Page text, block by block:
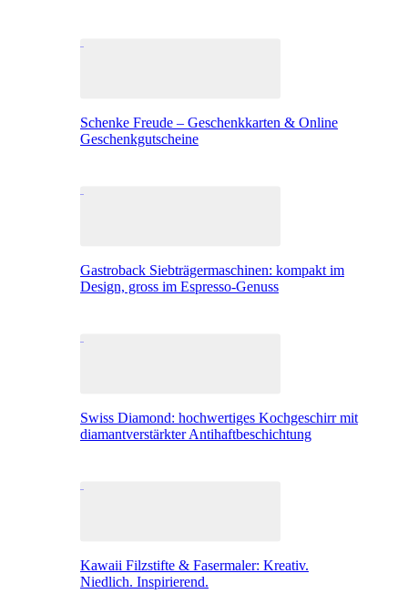
Schenke Freude – Geschenkkarten & Online
Geschenkgutscheine
Gastroback Siebträgermaschinen: kompakt im
Design, gross im Espresso-Genuss
Swiss Diamond: hochwertiges Kochgeschirr mit
diamantverstärkter Antihaftbeschichtung
Kawaii Filzstifte & Fasermaler: Kreativ.
Niedlich. Inspirierend.